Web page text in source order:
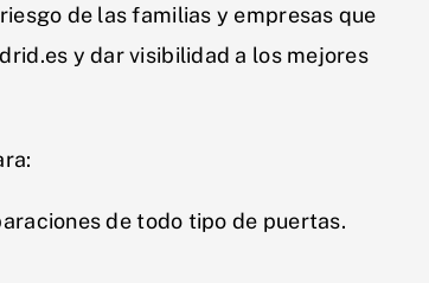
de las familias y empresas que
y dar visibilidad a los mejores
de todo tipo de puertas.